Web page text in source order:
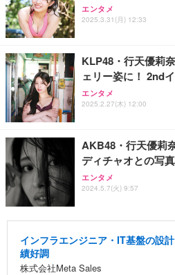
エンタメ
2025.3.31(月) 12:33
KLP48・行天優莉
ェリー姿に！ 2nd
エンタメ
2025.2.27(木) 12:00
AKB48・行天優莉
ディチャオとの写
エンタメ
2024.5.7(火) 9:57
インフラエンジニア・IT基盤の設
績好調
株式会社Meta Sales